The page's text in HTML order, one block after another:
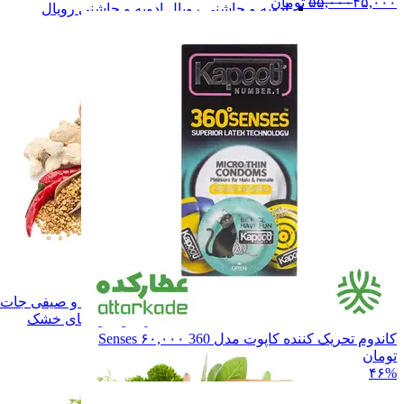
ادویه و چاشنی رویال
ادویه و چاشنی رویال
ادویه و چاشنی ادویه و چاشنی
سبزی های خشک سبزی های خشک
میوه ها و صیفی جات خشک میوه ها و صیفی
همه دسته بندی های سبزی و میوه های خشک
کاندوم تحریک کننده کاپوت مدل 360 Senses
۶۰,۰۰۰
تومان
۴۶%